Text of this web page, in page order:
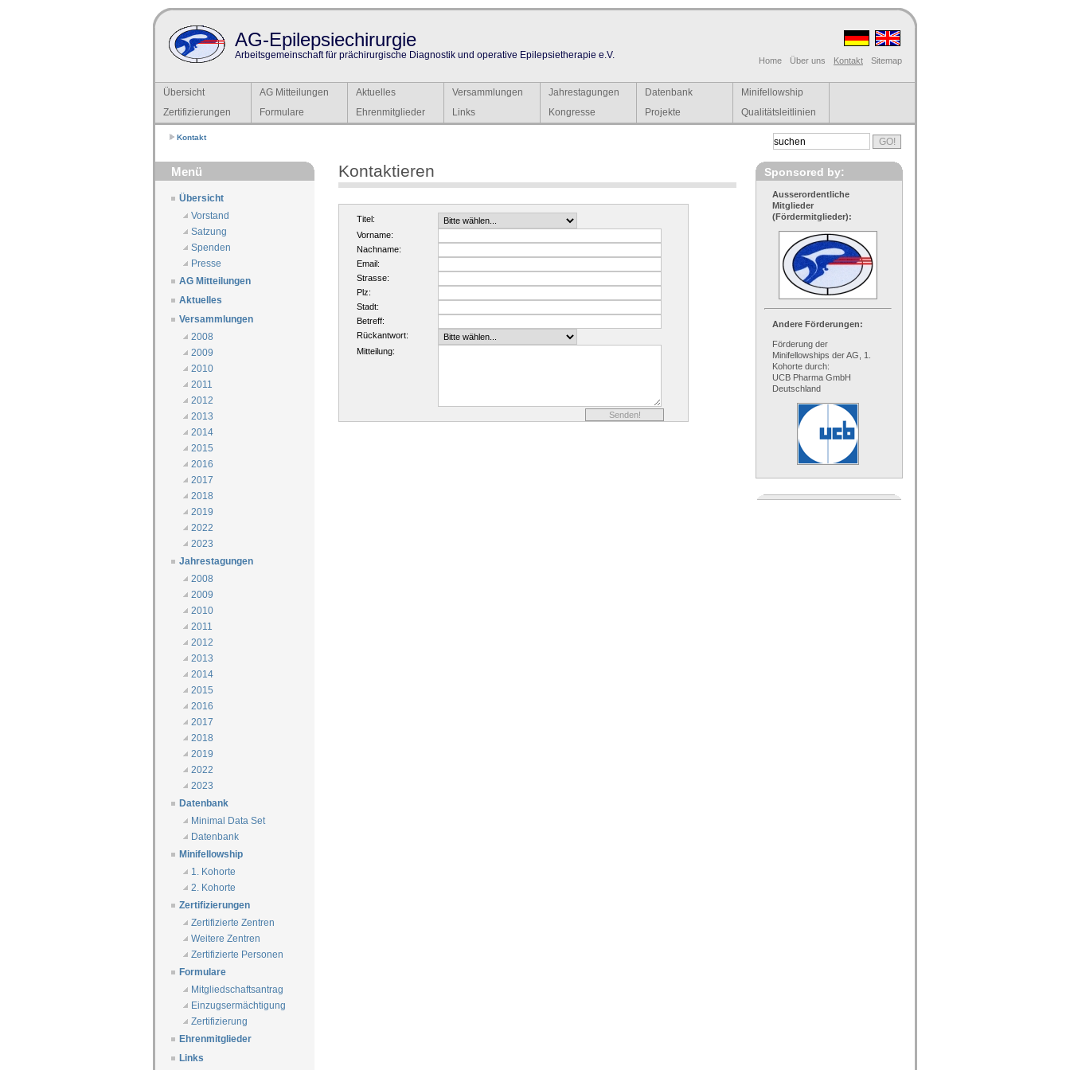
AG-Epilepsiechirurgie
Arbeitsgemeinschaft für prächirurgische Diagnostik und operative Epilepsietherapie e.V. Home Über uns Kontakt Sitemap
Übersicht AG Mitteilungen Aktuelles Versammlungen Jahrestagungen Datenbank
Minifellowship
Zertifizierungen
Formulare Ehrenmitglieder Links Kongresse Projekte Qualitätsleitlinien
Kontakt
Menü
Übersicht
Vorstand
Satzung
Spenden
Presse
AG Mitteilungen
Aktuelles
Versammlungen
2008
2009
2010
2011
2012
2013
2014
2015
2016
2017
2018
2019
2022
2023
Jahrestagungen
2008
2009
2010
2011
2012
2013
2014
2015
2016
2017
2018
2019
2022
2023
Datenbank
Minimal Data Set
Datenbank
Minifellowship
1. Kohorte
2. Kohorte
Zertifizierungen
Zertifizierte Zentren
Weitere Zentren
Zertifizierte Personen
Formulare
Mitgliedschaftsantrag
Einzugsermächtigung
Zertifizierung
Ehrenmitglieder
Links
Kontaktieren
Titel:
Vorname:
Nachname:
Email:
Strasse:
Plz:
Stadt:
Betreff:
Rückantwort:
Mitteilung:
Sponsored by:
Ausserordentliche
Mitglieder
(Fördermitglieder):
Andere Förderungen:
Förderung der
Minifellowships der AG, 1.
Kohorte durch:
UCB Pharma GmbH
Deutschland